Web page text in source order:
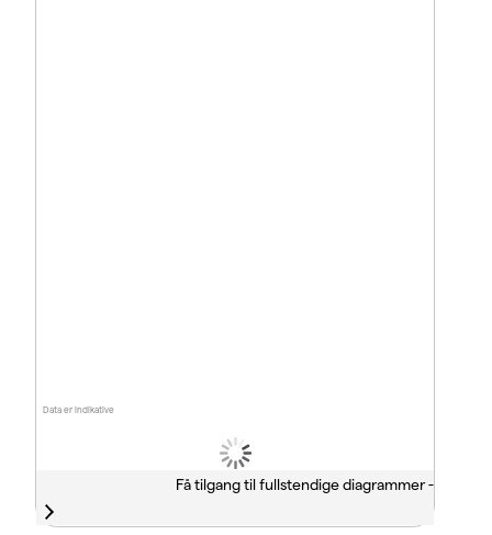
Data er indikative
Få tilgang til fullstendige diagrammer -